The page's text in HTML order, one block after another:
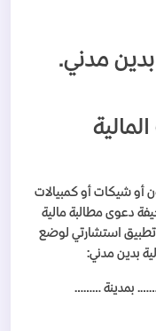
مدني.
أو شيكات أو كمبيالات
دعوى مطالبة مالية
استشارتي لوضع
بدين مدني:
بمدينة ………